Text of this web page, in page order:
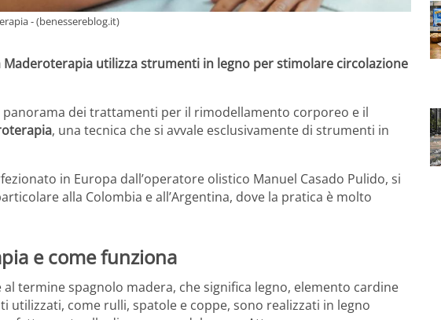
- (benessereblog.it)
Maderoterapia utilizza strumenti in legno per stimolare circolazione
dei trattamenti per il rimodellamento corporeo e il
, una tecnica che si avvale esclusivamente di strumenti in
in Europa dall’operatore olistico Manuel Casado Pulido, si
alla Colombia e all’Argentina, dove la pratica è molto
e come funziona
al termine spagnolo madera, che significa legno, elemento cardine
come rulli, spatole e coppe, sono realizzati in legno